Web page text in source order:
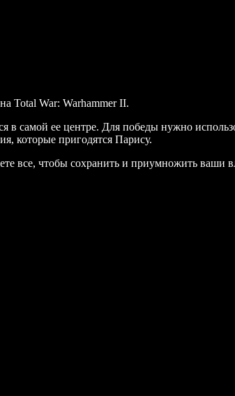
Total War: Warhammer II.
самой ее центре. Для победы нужно
которые пригодятся Парису.
все, чтобы сохранить и приумножить ваши